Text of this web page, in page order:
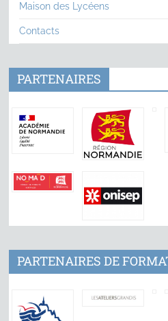
Maison des Lycéens
Contacts
PARTENAIRES
PARTENAIRES DE